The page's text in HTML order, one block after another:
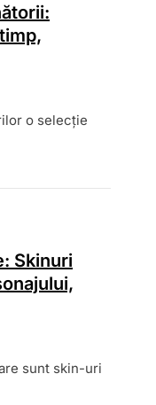
o selecție
Skinuri
sunt skin-uri